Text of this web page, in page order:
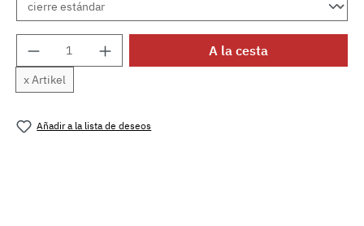
Cantidad del producto: introduce la
x Artikel
A la cesta
Añadir a la lista de deseos